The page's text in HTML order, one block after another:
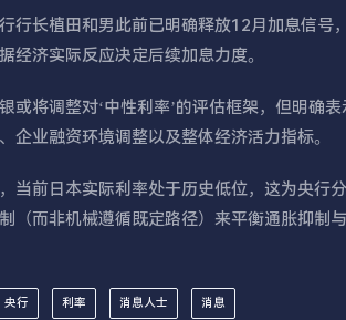
行长植田和男此前已明确释放12月加息信号
经济实际反应决定后续加息力度。
或将调整对‘中性利率’的评估框架，但明确
企业融资环境调整以及整体经济活力指标。
当前日本实际利率处于历史低位，这为央行
（而非机械遵循既定路径）来平衡通胀抑制与
央行 利率 消息人士 消息